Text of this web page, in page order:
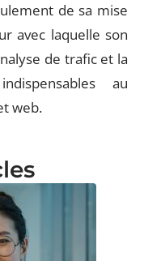
de sa mise
avec laquelle son
de trafic et la
au
web.